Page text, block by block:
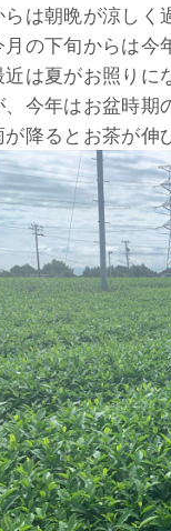
らは朝晩が涼しく
月の下旬からは今
近は夏がお照りに
、今年はお盆時期
が降るとお茶が伸